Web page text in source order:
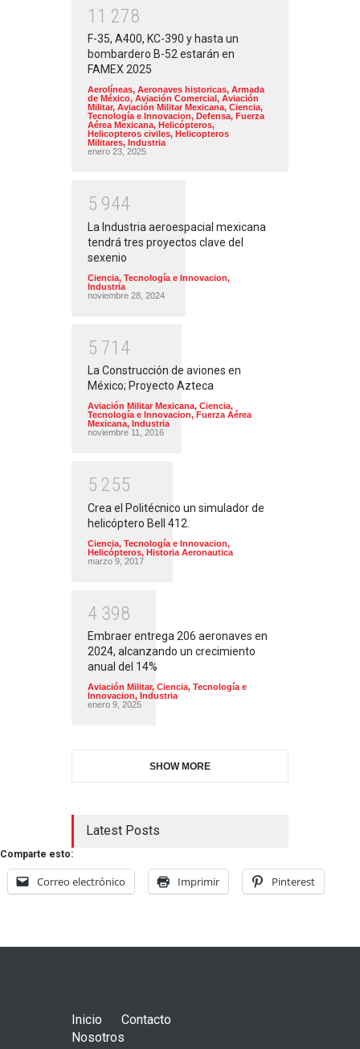
1 1 278
F-35, A400, KC-390 y hasta un
bombardero B-52 estarán en
FAMEX 2025
Aerolíneas, Aeronaves historicas, Armada
de México, Aviación Comercial, Aviación
Militar, Aviación Militar Mexicana, Ciencia,
Tecnología e Innovacion, Defensa, Fuerza
Aérea Mexicana, Helicópteros,
Helicopteros civiles, Helicopteros
Militares, Industria
enero 23, 2025
5 944
La Industria aeroespacial mexicana
tendrá tres proyectos clave del
sexenio
Ciencia, Tecnología e Innovacion,
Industria
noviembre 28, 2024
5 71 4
La Construcción de aviones en
México; Proyecto Azteca
Aviación Militar Mexicana, Ciencia,
Tecnología e Innovacion, Fuerza Aérea
Mexicana, Industria
noviembre 11, 2016
5 255
Crea el Politécnico un simulador de
helicóptero Bell 412.
Ciencia, Tecnología e Innovacion,
Helicópteros, Historia Aeronautica
marzo 9, 2017
4 398
Embraer entrega 206 aeronaves en
2024, alcanzando un crecimiento
anual del 14%
Aviación Militar, Ciencia, Tecnología e
Innovacion, Industria
enero 9, 2025
SHOW MORE
Latest Posts
Comparte esto:
Correo electrónico Imprimir Pinterest
Inicio
Contacto
Nosotros